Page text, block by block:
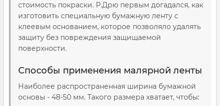
стоимость покраски. Р.Дрю первым догадался, как
изготовить специальную бумажную ленту с
клеевым основанием, которое позволяло удалять
защиту без повреждения защищаемой
поверхности.
Способы применения малярной ленты
Наиболее распространенная ширина бумажной
основы - 48-50 мм. Такого размера хватает, чтобы: